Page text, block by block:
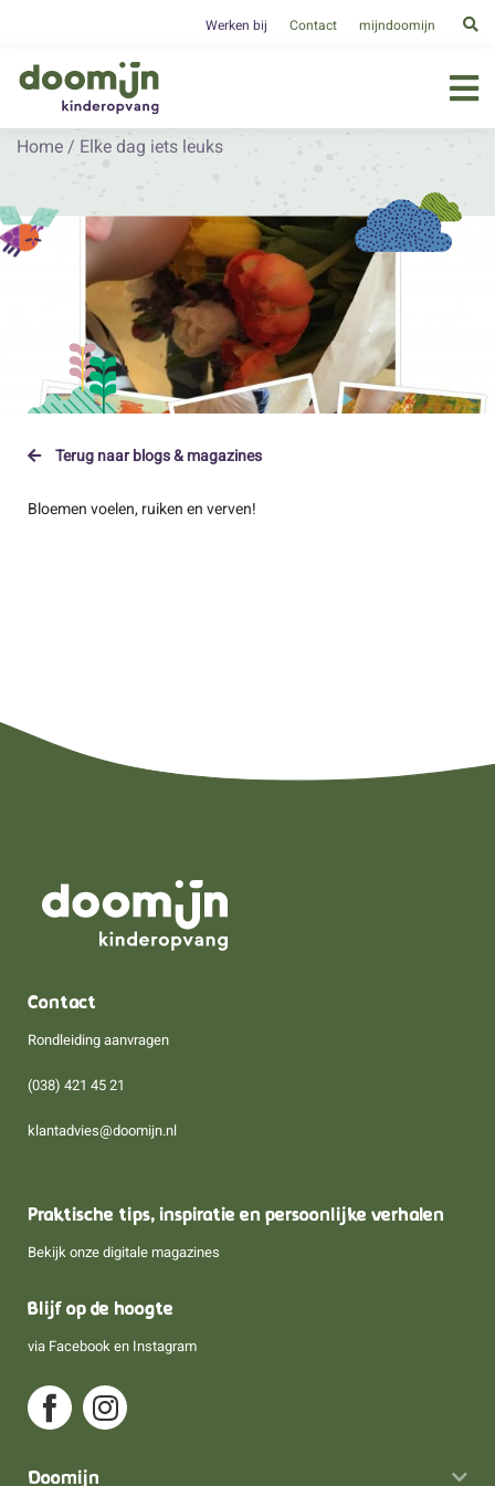
Werken bij Contact mijndoomijn
Home / Elke dag iets leuks
Terug naar blogs & magazines
Bloemen voelen, ruiken en verven!
Doomijn
Contact
Rondleiding aanvragen
(038) 421 45 21
klantadvies@doomijn.nl
Praktische tips, inspiratie en persoonlijke verhalen
Bekijk onze digitale magazines
Blijf op de hoogte
via Facebook en Instagram